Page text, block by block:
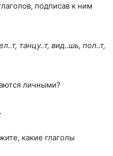
подписав к ним
танцу..т, вид..шь, пол..т,
личными?
какие глаголы